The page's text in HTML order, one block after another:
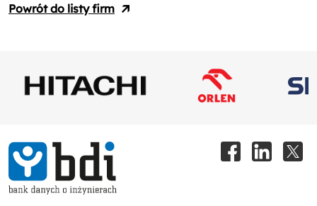
Powrót do listy firm